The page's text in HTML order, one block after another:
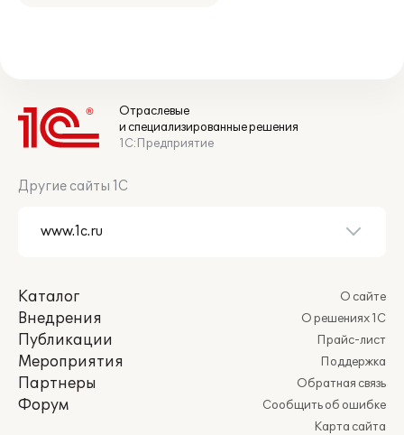
Отраслевые
и специализированные решения
1С:Предприятие
Другие сайты 1С
Каталог
Внедрения
Публикации
Мероприятия
Партнеры
Форум
О сайте
О решениях 1С
Прайс-лист
Поддержка
Обратная связь
Сообщить об ошибке
Карта сайта